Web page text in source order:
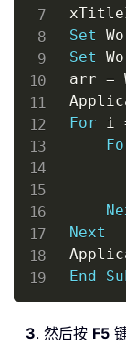
Set
Set
arr =
For i
Next
End
3. 然后按 F5